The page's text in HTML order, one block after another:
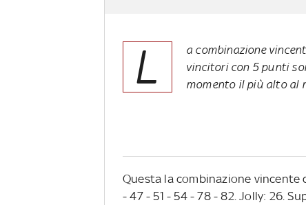
L
a combinazione
vincitori con 5 punti
momento il più alto al
Questa la combinazione
- 47 - 51 - 54 - 78 - 82. Jolly: 26.